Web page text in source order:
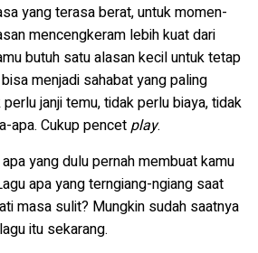
yang terasa berat, untuk momen-
mencengkeram lebih kuat dari
butuh satu alasan kecil untuk tetap
menjadi sahabat yang paling
janji temu, tidak perlu biaya, tidak
apa. Cukup pencet play.
yang dulu pernah membuat kamu
apa yang terngiang-ngiang saat
masa sulit? Mungkin sudah saatnya
itu sekarang.